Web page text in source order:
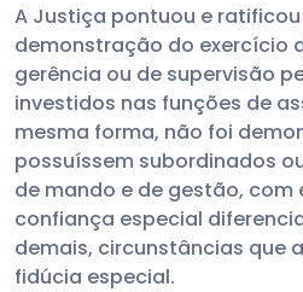
A Justiça pontuou e
demonstração do exercício
gerência ou de supervisão
investidos nas funções de
mesma forma, não foi
possuíssem subordinados
de mando e de gestão, com
confiança especial
demais, circunstâncias que
fidúcia especial.